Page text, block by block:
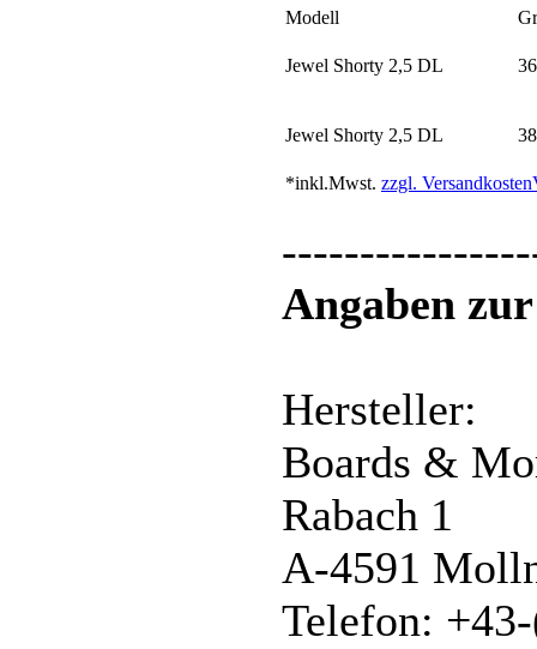
Modell
Jewel Shorty 2,5 DL 36
Jewel Shorty 2,5 DL 38
*inkl.Mwst. zzgl. Versandkosten
Angaben
Hersteller:
Boards &
Rabach 1
A-4591
Telefon: